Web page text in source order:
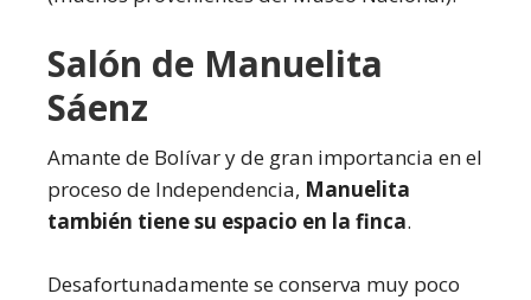
Salón de Manuelita
Sáenz
Amante de Bolívar y de gran importancia en el
proceso de Independencia, Manuelita
también tiene su espacio en la finca.
Desafortunadamente se conserva muy poco